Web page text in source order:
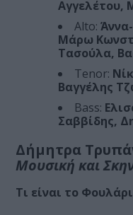
Αγγελέτου,
Alto:
Μάρω
Τασούλα,
Tenor:
Βαγγέλης
Bass:
Σαββίδης,
Δήμητρα
Μουσική και
Τι είναι το